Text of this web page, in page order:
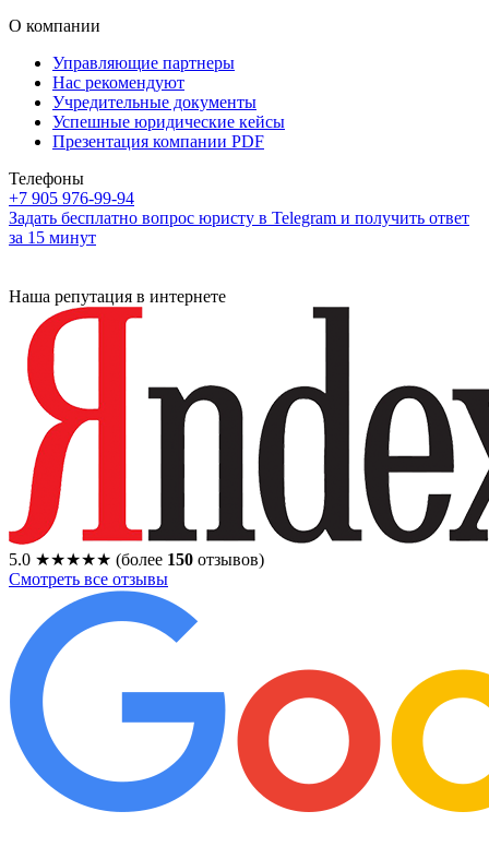
О компании
Управляющие партнеры
Нас рекомендуют
Учредительные документы
Успешные юридические кейсы
Презентация компании PDF
Телефоны
+7 905 976-99-94
Задать бесплатно вопрос юристу в Telegram и получить ответ
за 15 минут
Наша репутация в интернете
5.0 ★★★★★ (более 150 отзывов)
Смотреть все отзывы